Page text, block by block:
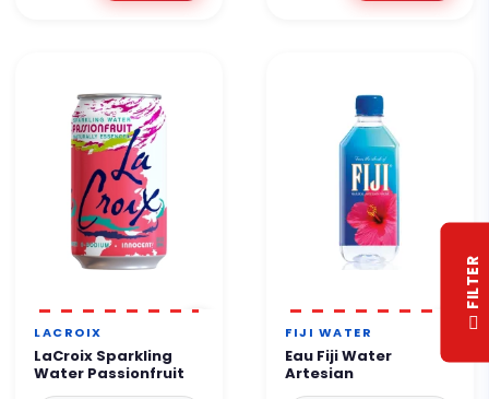
LACROIX
LaCroix Sparkling
Water Passionfruit
FIJI WATER
Eau Fiji Water
Artesian
R